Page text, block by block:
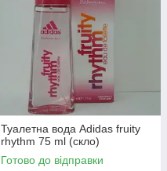
Туалетна вода Adidas fruity
rhythm 75 ml (скло)
Готово до відправки